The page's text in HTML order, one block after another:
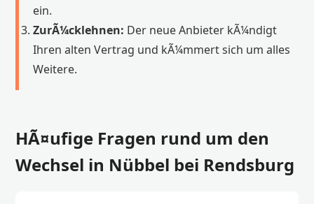
ein.
ZurÃ¼cklehnen: Der neue Anbieter kÃ¼ndigt
Ihren alten Vertrag und kÃ¼mmert sich um alles
Weitere.
HÃ¤ufige Fragen rund um den
Wechsel in Nübbel bei Rendsburg